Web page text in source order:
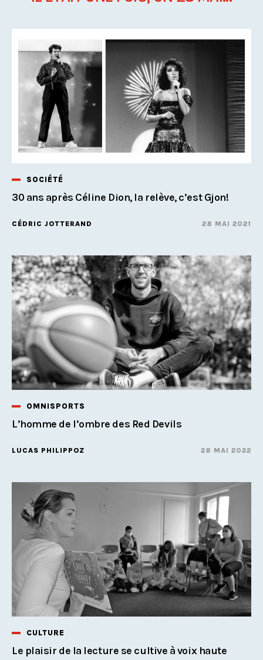
SOCIÉTÉ
30 ans après Céline Dion, la relève, c’est Gjon!
CÉDRIC JOTTERAND 28 MAI 2021
OMNISPORTS
L’homme de l’ombre des Red Devils
LUCAS PHILIPPOZ 28 MAI 2022
CULTURE
Le plaisir de la lecture se cultive à voix haute